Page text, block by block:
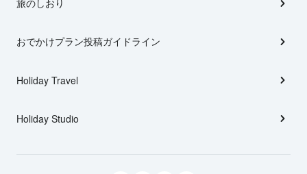
旅のしおり
おでかけプラン投稿ガイドライン
Holiday Travel
Holiday Studio